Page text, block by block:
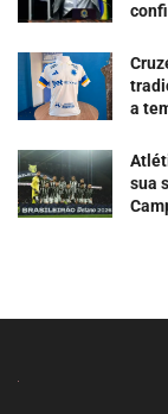
a
sua